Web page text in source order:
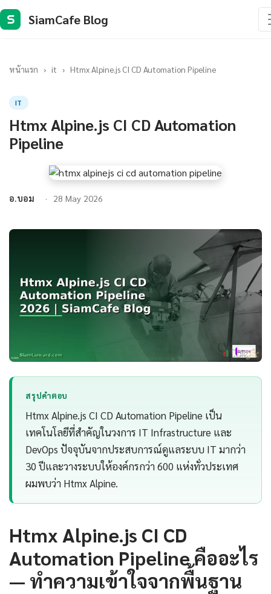
S SiamCafe Blog
หน้าแรก › it › Htmx Alpine.js CI CD Automation Pipeline
IT
Htmx Alpine.js CI CD Automation
Pipeline
อ.บอม 28 May 2026
สรุปคำตอบ
Htmx Alpine.js CI CD Automation Pipeline เป็น
เทคโนโลยีที่สำคัญในวงการ IT Infrastructure และ
DevOps ปัจจุบันจากประสบการณ์ดูแลระบบ IT มากว่า
30 ปีและวางระบบให้องค์กรกว่า 600 แห่งทั่วประเทศ
ผมพบว่า Htmx Alpine.
Htmx Alpine.js CI CD
Automation Pipeline คืออะไร
— ทำความเข้าใจจากพื้นฐาน